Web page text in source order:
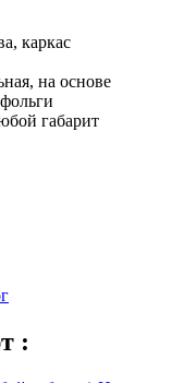
каркас
на основе
габарит
: